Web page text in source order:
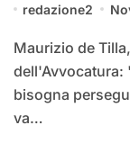
redazione2
Maurizio de Tilla, Presidente dell'Organismo Unitario
dell'Avvocatura:
bisogna
va…